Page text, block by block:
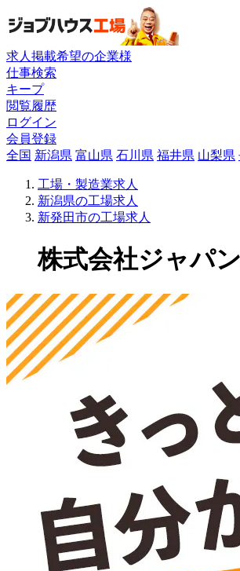
求人掲載希望の企業様
仕事検索
キープ
閲覧履歴
ログイン
会員登録
全国 新潟県 富山県 石川県 福井県 山梨県
工場・製造業求人
新潟県の工場求人
新発田市の工場求人
株式会社ジャパ